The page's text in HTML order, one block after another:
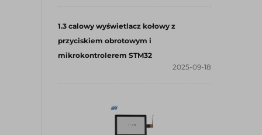
1.3 calowy wyświetlacz kołowy z
przyciskiem obrotowym i
mikrokontrolerem STM32
2025-09-18